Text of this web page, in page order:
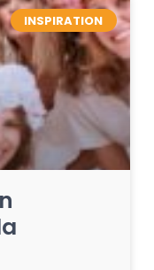
INSPIRATION